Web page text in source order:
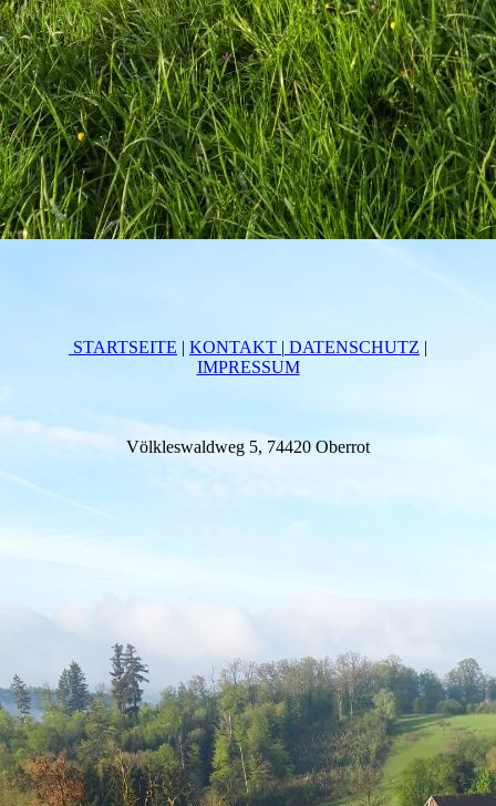
STARTSEITE | KONTAKT | DATEN­SCHUTZ |
IMPRESSUM
Völkleswaldweg 5, 74420 Oberrot